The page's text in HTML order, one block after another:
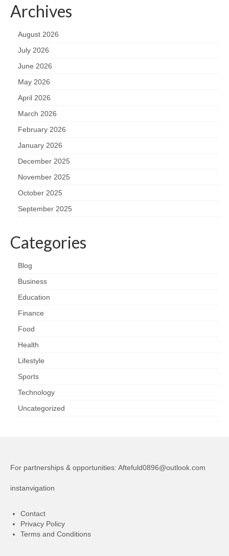
Archives
August 2026
July 2026
June 2026
May 2026
April 2026
March 2026
February 2026
January 2026
December 2025
November 2025
October 2025
September 2025
Categories
Blog
Business
Education
Finance
Food
Health
Lifestyle
Sports
Technology
Uncategorized
For partnerships & opportunities: Aftefuld0896@outlook.com
instanvigation
Contact
Privacy Policy
Terms and Conditions